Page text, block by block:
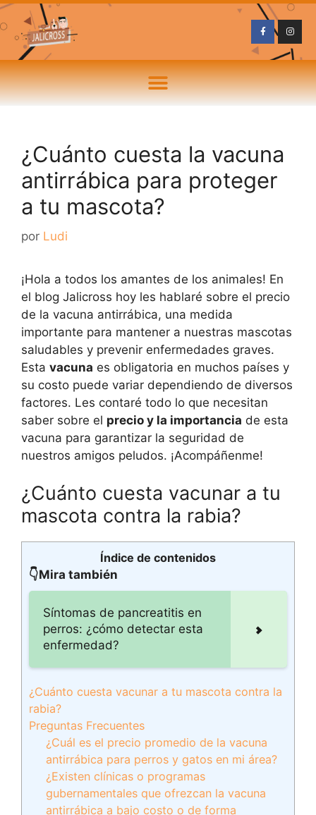
¿Cuánto cuesta la vacuna
antirrábica para proteger
a tu mascota?
por Ludi
¡Hola a todos los amantes de los animales! En
el blog Jalicross hoy les hablaré sobre el precio
de la vacuna antirrábica, una medida
importante para mantener a nuestras mascotas
saludables y prevenir enfermedades graves.
Esta vacuna es obligatoria en muchos países y
su costo puede variar dependiendo de diversos
factores. Les contaré todo lo que necesitan
saber sobre el precio y la importancia de esta
vacuna para garantizar la seguridad de
nuestros amigos peludos. ¡Acompáñenme!
¿Cuánto cuesta vacunar a tu
mascota contra la rabia?
Índice de contenidos
👇Mira también
Síntomas de pancreatitis en
perros: ¿cómo detectar esta
enfermedad?
¿Cuánto cuesta vacunar a tu mascota contra la
rabia?
Preguntas Frecuentes
¿Cuál es el precio promedio de la vacuna
antirrábica para perros y gatos en mi área?
¿Existen clínicas o programas
gubernamentales que ofrezcan la vacuna
antirrábica a bajo costo o de forma